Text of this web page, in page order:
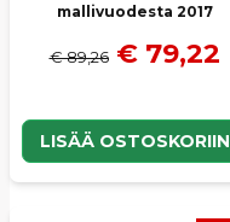
mallivuodesta 2017
€ 89,26 € 79,22
LISÄÄ OSTOSKORIIN